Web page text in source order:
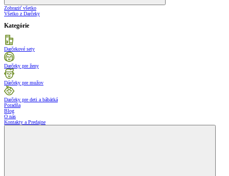
Zobraziť všetko
Všetko z Darčeky
Kategórie
Darčekové sety
Darčeky pre ženy
Dárčeky pre mužov
Darčeky pre deti a bábätká
Poradňa
Blog
O nás
Kontakty a Predajne